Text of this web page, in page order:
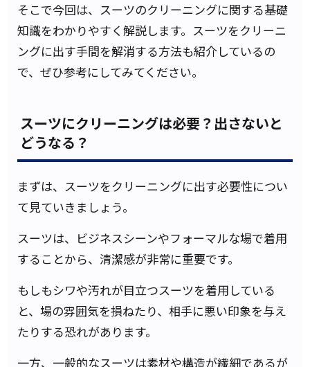
そこで今回は、スーツのクリーニングに関する基礎
知識をわかりやすく解説します。スーツをクリーニ
ングに出す手間を解消する方法も紹介しているの
で、ぜひ参考にしてみてください。
スーツにクリーニングは必要？出さないと
どうなる？
まずは、スーツをクリーニングに出す必要性につい
て見ていきましょう。
スーツは、ビジネスシーンやフォーマルな場で着用
することから、清潔感が非常に重要です。
もしもシワや汚れが目立つスーツを着用している
と、場の雰囲気を損ねたり、相手に悪い印象を与え
たりする恐れがあります。
一方、一般的なスーツは素材や構造が繊細であるが